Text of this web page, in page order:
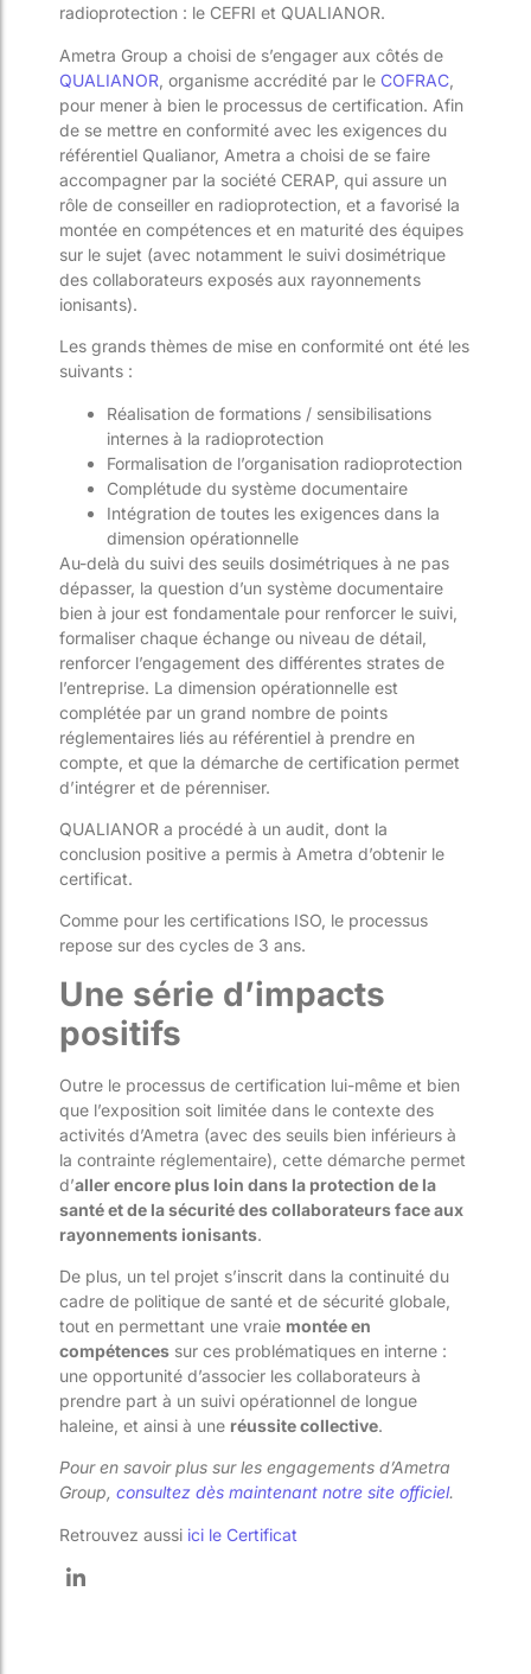
radioprotection : le CEFRI et QUALIANOR.
Ametra Group a choisi de s’engager aux côtés de
QUALIANOR , organisme accrédité par le COFRAC
pour mener à bien le processus de certification. Afin
de se mettre en conformité avec les exigences du
référentiel Qualianor, Ametra a choisi de se faire
accompagner par la société CERAP, qui assure un
rôle de conseiller en radioprotection, et a favorisé la
montée en compétences et en maturité des équipes
sur le sujet (avec notamment le suivi dosimétrique
des collaborateurs exposés aux rayonnements
ionisants).
Les grands thèmes de mise en conformité ont été les
suivants :
Réalisation de formations / sensibilisations
internes à la radioprotection
Formalisation de l’organisation radioprotection
Complétude du système documentaire
Intégration de toutes les exigences dans la
dimension opérationnelle
Au-delà du suivi des seuils dosimétriques à ne pas
dépasser, la question d’un système documentaire
bien à jour est fondamentale pour renforcer le suivi,
formaliser chaque échange ou niveau de détail,
renforcer l’engagement des différentes strates de
l’entreprise. La dimension opérationnelle est
complétée par un grand nombre de points
réglementaires liés au référentiel à prendre en
compte, et que la démarche de certification permet
d’intégrer et de pérenniser.
QUALIANOR a procédé à un audit, dont la
conclusion positive a permis à Ametra d’obtenir le
certificat.
Comme pour les certifications ISO, le processus
repose sur des cycles de 3 ans.
Une série d’impacts
positifs
Outre le processus de certification lui-même et bien
que l’exposition soit limitée dans le contexte des
activités d’Ametra (avec des seuils bien inférieurs à
la contrainte réglementaire), cette démarche permet
d’allerencore plus loin dans la protection de la
santé et de la sécurité des collaborateurs face aux
rayonnements ionisants.
De plus, un tel projet s’inscrit dans la continuité du
cadre de politique de santé et de sécurité globale,
tout en permettant une vraie montée en
compétences sur ces problématiques en interne :
une opportunité d’associer les collaborateurs à
prendre part à un suivi opérationnel de longue
haleine, et ainsi à une réussite collective.
Pour en savoir plus sur les engagements d’Ametra
Group, consultez dès maintenant notre site officiel.
Retrouvez aussi ici le Certificat